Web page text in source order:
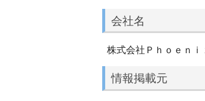
会社名
株式会社Ｐｈｏｅｎ
情報掲載元